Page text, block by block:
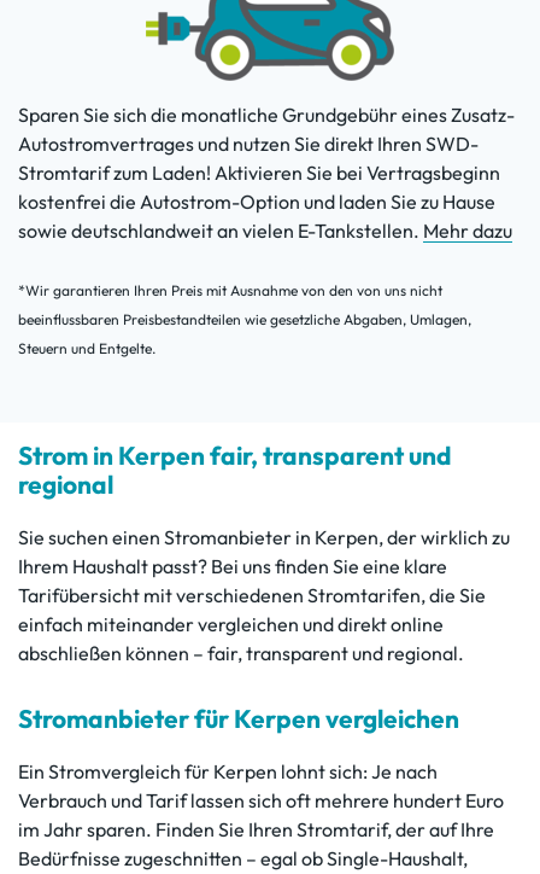
Sparen Sie sich die monatliche Grundgebühr eines Zusatz-
Autostromvertrages und nutzen Sie direkt Ihren SWD-
Stromtarif zum Laden! Aktivieren Sie bei Vertragsbeginn
kostenfrei die Autostrom-Option und laden Sie zu Hause
sowie deutschlandweit an vielen E-Tankstellen. Mehr dazu
*Wir garantieren Ihren Preis mit Ausnahme von den von uns nicht
beeinflussbaren Preisbestandteilen wie gesetzliche Abgaben, Umlagen,
Steuern und Entgelte.
Strom in Kerpen fair, transparent und
regional
Sie suchen einen Stromanbieter in Kerpen, der wirklich zu
Ihrem Haushalt passt? Bei uns finden Sie eine klare
Tarifübersicht mit verschiedenen Stromtarifen, die Sie
einfach miteinander vergleichen und direkt online
abschließen können – fair, transparent und regional.
Stromanbieter für Kerpen vergleichen
Ein Stromvergleich für Kerpen lohnt sich: Je nach
Verbrauch und Tarif lassen sich oft mehrere hundert Euro
im Jahr sparen. Finden Sie Ihren Stromtarif, der auf Ihre
Bedürfnisse zugeschnitten – egal ob Single-Haushalt,